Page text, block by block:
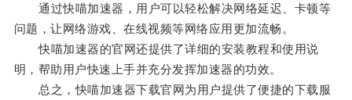
通过快喵加速器，用户可以轻松解决网络延迟、卡顿等
问题，让网络游戏、在线视频等网络应用更加流畅。
快喵加速器的官网还提供了详细的安装教程和使用说
明，帮助用户快速上手并充分发挥加速器的功效。
总之，快喵加速器下载官网为用户提供了便捷的下载服